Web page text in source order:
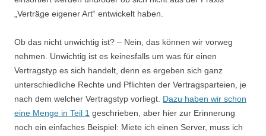
„Verträge eigener Art“ entwickelt haben.
Ob das nicht unwichtig ist? – Nein, das können wir vorweg
nehmen. Unwichtig ist es keinesfalls um was für einen
Vertragstyp es sich handelt, denn es ergeben sich ganz
unterschiedliche Rechte und Pflichten der Vertragsparteien, je
nach dem welcher Vertragstyp vorliegt. Dazu haben wir schon
eine Menge in Teil 1 geschrieben, aber hier zur Erinnerung
noch ein einfaches Beispiel: Miete ich einen Server, muss ich